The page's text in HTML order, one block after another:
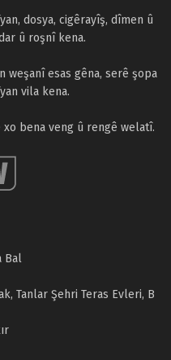
dosya, cigêrayîş, dîmen û
û roşnî kena.
weşanî esas gêna, serê şopa
vila kena.
bena veng û rengê welatî.
Bal
Tanlar Şehri Teras Evleri, B